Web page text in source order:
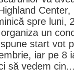
spre luni,
un
start vot
iar pe 8
să vedem